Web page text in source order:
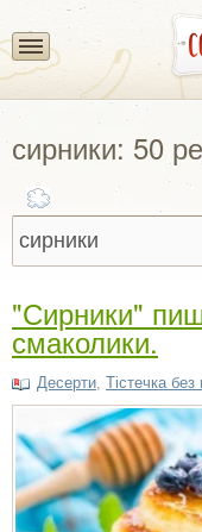
сирники: 50
"Сирники"
смаколики.
Десерти, Тістечка без